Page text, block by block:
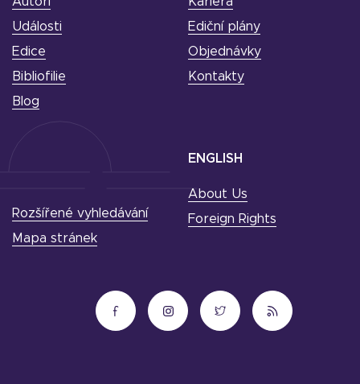
Události
Edice
Bibliofilie
Blog
Ediční plány
Objednávky
Kontakty
ENGLISH
About Us
Foreign Rights
Rozšířené vyhledávání
Mapa stránek